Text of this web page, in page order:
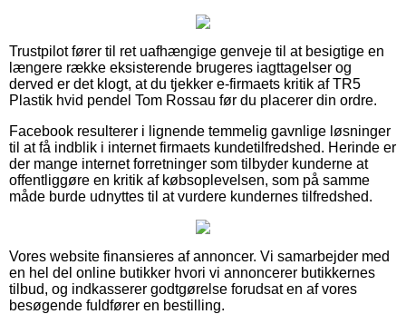
Trustpilot fører til ret uafhængige genveje til at besigtige en
længere række eksisterende brugeres iagttagelser og
derved er det klogt, at du tjekker e-firmaets kritik af TR5
Plastik hvid pendel Tom Rossau før du placerer din ordre.
Facebook resulterer i lignende temmelig gavnlige løsninger
til at få indblik i internet firmaets kundetilfredshed. Herinde er
der mange internet forretninger som tilbyder kunderne at
offentliggøre en kritik af købsoplevelsen, som på samme
måde burde udnyttes til at vurdere kundernes tilfredshed.
Vores website finansieres af annoncer. Vi samarbejder med
en hel del online butikker hvori vi annoncerer butikkernes
tilbud, og indkasserer godtgørelse forudsat en af vores
besøgende fuldfører en bestilling.